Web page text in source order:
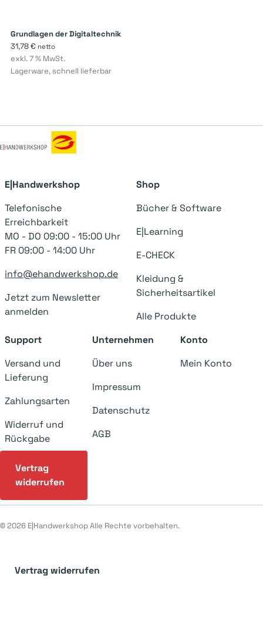
Grundlagen der Digitaltechnik
31,78€ netto
exkl. 7 % MwSt.
Lagerware, schnell lieferbar
E|Handwerkshop
Telefonische
Erreichbarkeit
MO - DO 09:00 - 15:00 Uhr
FR 09:00 - 14:00 Uhr
info@ehandwerkshop.de
Jetzt zum Newsletter
anmelden
Shop
Bücher & Software
E|Learning
E-CHECK
Kleidung &
Sicherheitsartikel
Alle Produkte
Support
Versand und
Lieferung
Zahlungsarten
Widerruf und
Rückgabe
Vertrag
widerrufen
Unternehmen
Über uns
Impressum
Datenschutz
AGB
Konto
Mein Konto
© 2026 E|Handwerkshop Alle Rechte vorbehalten.
Vertrag widerrufen